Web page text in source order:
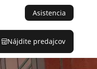
Asistencia
Nájdite predajcov